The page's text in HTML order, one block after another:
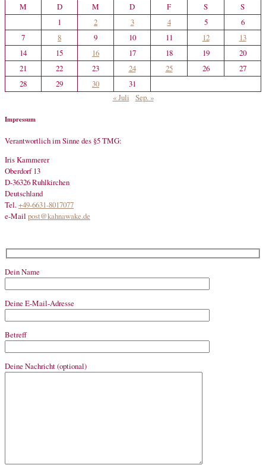
M
D M D F S
S
1
2 3 4 5
6
7
8 9 10 11 12
13
14
15 16 17 18 19
20
21
22 23 24 25 26
27
28
29 30
31
« Juli
Sep. »
Impressum
Verantwortlich im Sinne des §5 TMG:
Iris Kammerer
Oberdorf 13
D-36326 Ruhlkirchen
Deutschland
Tel.+49-6631-8017077
e-Mail post@kahnawake.de
Dein Name
Deine E-Mail-Adresse
Betreff
Deine Nachricht (optional)